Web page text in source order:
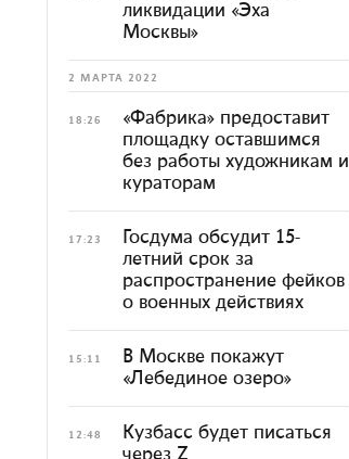
ликвидации «Эха
Москвы»
2 МАРТА 2022
18:26
«Фабрика» предоставит
площадку оставшимся
без работы художникам и
кураторам
17:23
Госдума обсудит 15-
летний срок за
распространение фейков
о военных действиях
15:11
В Москве покажут
«Лебединое озеро»
12:48
Кузбасс будет писаться
через Z